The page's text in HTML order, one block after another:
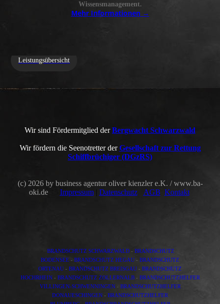
Wissensmanagement.
Mehr Informationen →
Leistungsübersicht
Wir sind Fördermitglied derBergwacht Schwarzwald
Wir fördern die Seenotretter derGesellschaft zur Rettung
Schiffbrüchiger (DGzRS)
(c) 2026 by business agentur oliver kienzler e.K. / www.ba-
oki.de
Impressum| Datenschutz AGB Kontakt
BRANDSCHUTZ SCHWARZWALD - BRANDSCHUTZ
BODENSEE - BRANDSCHUTZ HEGAU - BRANDSCHUTZ
ORTENAU - BRANDSCHUTZ BREISGAU - BRANDSCHUTZ
HOCHRHEIN- BRANDSCHUTZ ZOLLERNALB- BRANDSCHUTZHELFER
VILLINGEN-SCHWENNINGEN- BRANDSCHUTZHELFER
DONAUESCHINGEN - BRANDSCHUTZHELFER